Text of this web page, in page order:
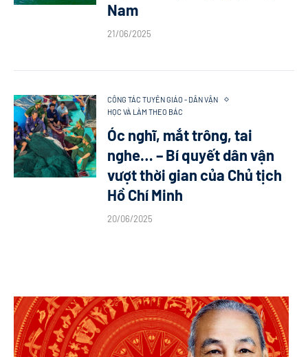
Nam
21/06/2025
CÔNG TÁC TUYÊN GIÁO - DÂN VẬN
HỌC VÀ LÀM THEO BÁC
Óc nghĩ, mắt trông, tai
nghe… – Bí quyết dân vận
vượt thời gian của Chủ tịch
Hồ Chí Minh
20/06/2025